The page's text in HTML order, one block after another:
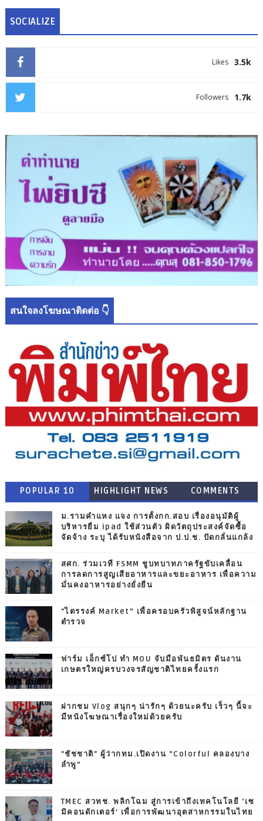
SOCIALIZE
3.5k
Likes
1.7k
Followers
สนใจลงโฆษณาติดต่อ 👇
POPULAR 10 HIGHLIGHT NEWS COMMENTS
ม.รามคำแหง แจง การตั้งกก.สอบ เรื่องอนุมัติผู้
บริหารยืม ipad ใช้ส่วนตัว ผิดวัตถุประสงค์จัดซื้อ
จัดจ้าง ระบุ ได้รับหนังสือจาก ป.ป.ช. ปัดกลั่นแกล้ง
สศก. ร่วมเวที FSMM ชูบทบาทภาครัฐขับเคลื่อน
การลดการสูญเสียอาหารและขยะอาหาร เพื่อความ
มั่นคงอาหารอย่างยั่งยืน
"ไตรรงค์ Market” เพื่อครอบครัวพิสูจน์หลักฐาน
ตำรวจ
ฟาร์ม เอ็กซ์โป ทำ MOU จับมือพันธมิตร ดันงาน
เกษตรใหญ่ครบวงจรสัญชาติไทยครั้งแรก
ฝากชม Vlog สนุกๆ น่ารักๆ ด้วยนะครับ เร็วๆ นี้จะ
มีหนังโฆษณาเรื่องใหม่ด้วยครับ
"ชัชชาติ" ผู้ว่ากทม.เปิดงาน “Colorful คลองบาง
ลำพู”
TMEC สวทช. พลิกโฉม สู่การเข้าถึงเทคโนโลยี ‘เซ
มิคอนดักเตอร์’ เพื่อการพัฒนาอุตสาหกรรมในไทย